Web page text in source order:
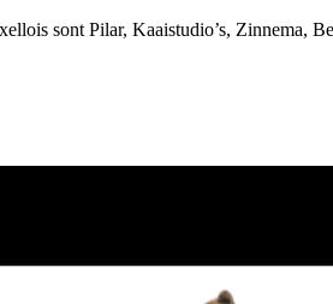
sont Pilar, Kaaistudio’s, Zinnema,